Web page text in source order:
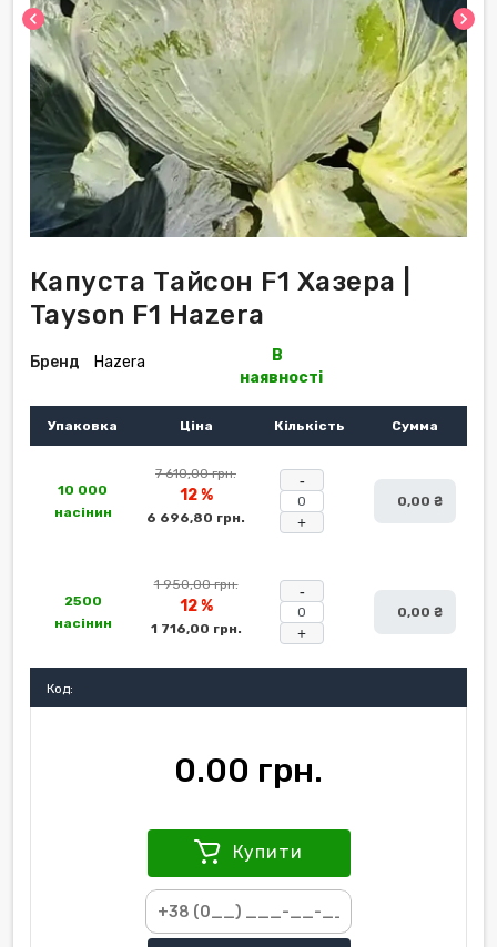
chevron_left chevron_right
Капуста Тайсон F1 Хазера |
Tayson F1 Hazera
Бренд Hazera
В
наявності
Упаковка Ціна Кількість Сумма
10 000
насінин
7 610,00 грн.
12 %
6 696,80 грн. +
0,00 ₴
2500
насінин
1 950,00 грн.
12 %
1 716,00 грн. +
0,00 ₴
Код:
0.00 грн.
Купити